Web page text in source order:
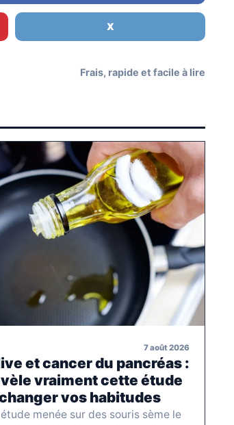
X
Frais, rapide et facile à lire
7 août 2026
et cancer du pancréas :
vraiment cette étude
vos habitudes
menée sur des souris sème le